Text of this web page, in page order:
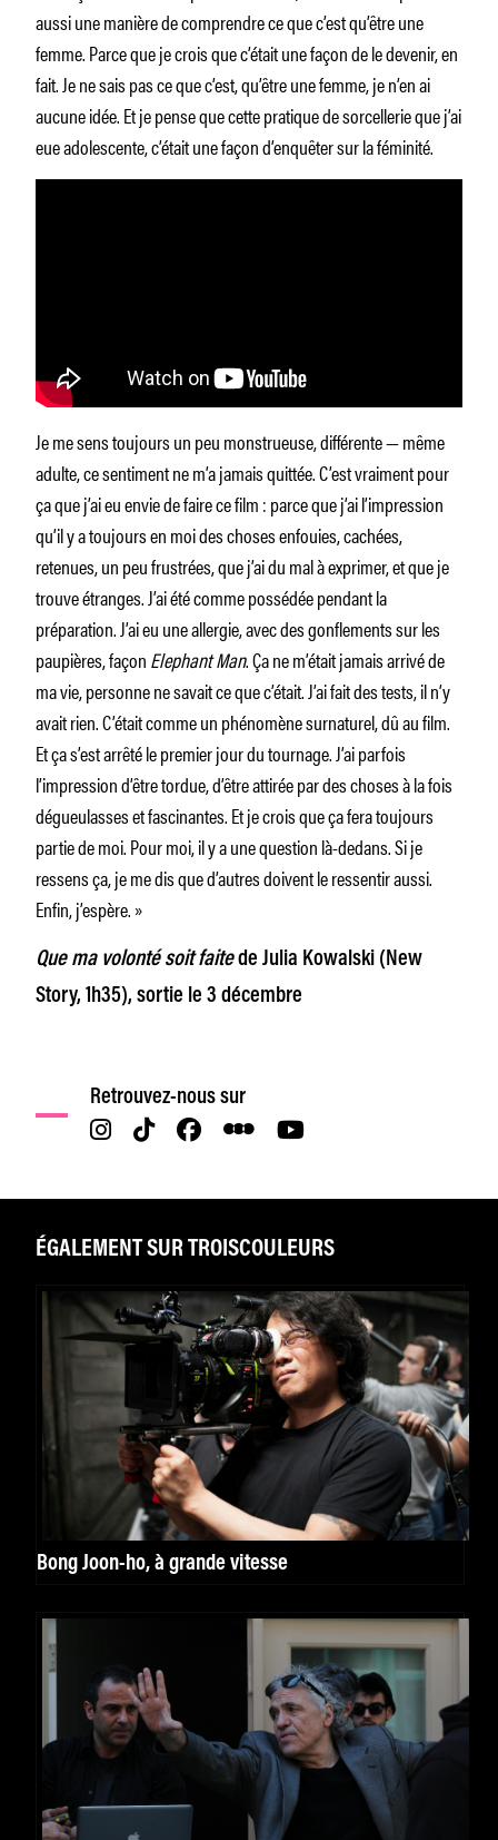
aussi une manière de comprendre ce que c’est qu’être une
femme. Parce que je crois que c’était une façon de le devenir, en
fait. Je ne sais pas ce que c’est, qu’être une femme, je n’en ai
aucune idée. Et je pense que cette pratique de sorcellerie que j’ai
eue adolescente, c’était une façon d’enquêter sur la féminité.
Je me sens toujours un peu monstrueuse, différente — même
adulte, ce sentiment ne m’a jamais quittée. C’est vraiment pour
ça que j’ai eu envie de faire ce film : parce que j’ai l’impression
qu’il y a toujours en moi des choses enfouies, cachées,
retenues, un peu frustrées, que j’ai du mal à exprimer, et que je
trouve étranges. J’ai été comme possédée pendant la
préparation. J’ai eu une allergie, avec des gonflements sur les
paupières, façonElephant Man. Ça ne m’était jamais arrivé de
ma vie, personne ne savait ce que c’était. J’ai fait des tests, il n’y
avait rien. C’était comme un phénomène surnaturel, dû au film.
Et ça s’est arrêté le premier jour du tournage. J’ai parfois
l’impression d’être tordue, d’être attirée par des choses à la fois
dégueulasses et fascinantes. Et je crois que ça fera toujours
partie de moi. Pour moi, il y a une question là-dedans. Si je
ressens ça, je me dis que d’autres doivent le ressentir aussi.
Enfin, j’espère. »
Que ma volonté soit faitede Julia Kowalski (New
Story, 1h35), sortie le 3 décembre
Retrouvez-nous sur
ÉGALEMENT SUR TROISCOULEURS
Bong Joon-ho, à grande vitesse